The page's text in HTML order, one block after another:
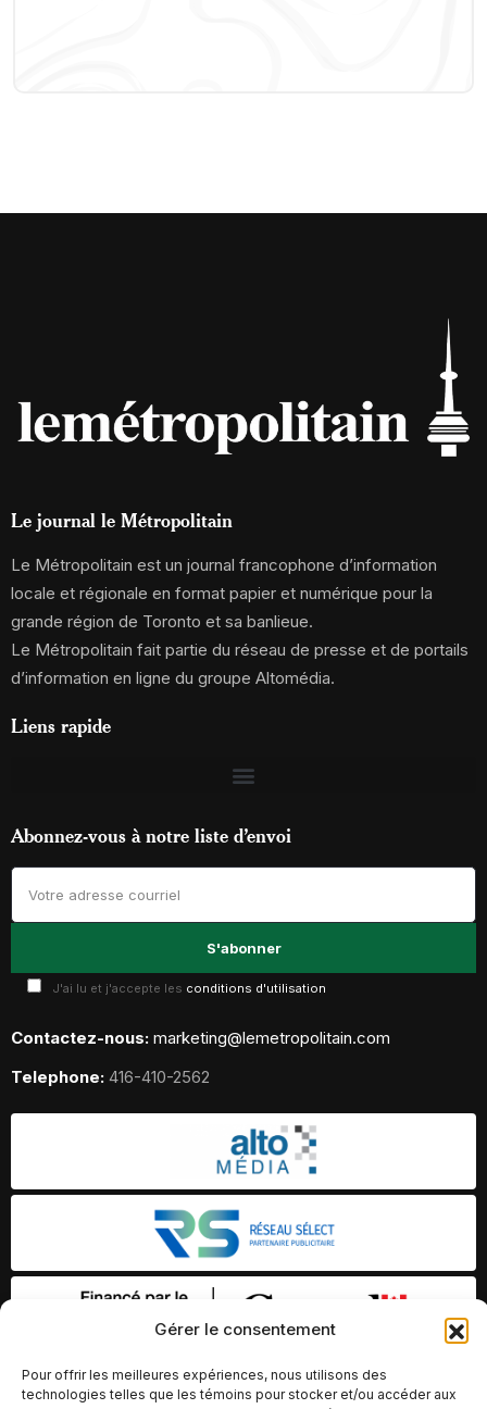
Gérer le consentement
Pour offrir les meilleures expériences, nous utilisons des
technologies telles que les témoins pour stocker et/ou accéder aux
Le journal le Métropolitain
Le Métropolitain est un journal francophone d’information
locale et régionale en format papier et numérique pour la
grande région de Toronto et sa banlieue.
Le Métropolitain fait partie du réseau de presse et de portails
d’information en ligne du groupe Altomédia.
Liens rapide
Abonnez-vous à notre liste d’envoi
J'ai lu et j'accepte les conditions d'utilisation
Contactez-nous: marketing@lemetropolitain.com
Telephone: 416-410-2562